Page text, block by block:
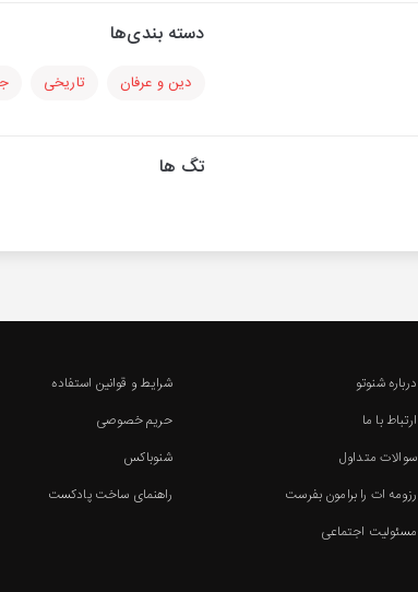
دسته بندی‌ها
دین و عرفان تاریخی
تگ ها
درباره شنوتو
ارتباط با ما
سوالات متداول
رزومه ات را برامون بفرست
مسئولیت اجتماعی
شرایط و قوانین استفاده
حریم خصوصی
شنوباکس
راهنمای ساخت پادکست